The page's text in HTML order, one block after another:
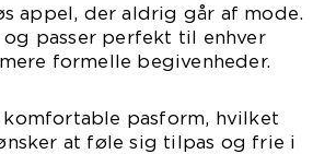
appel, der aldrig går af mode.
passer perfekt til enhver
formelle begivenheder.
pasform, hvilket
at føle sig tilpas og frie i